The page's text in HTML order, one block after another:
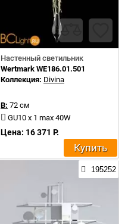
Настенный светильник
Wertmark WE186.01.501
Коллекция: Divina
В: 72 см
GU10 x 1 max 40W
Цена: 16 371 Р.
Купить
195252